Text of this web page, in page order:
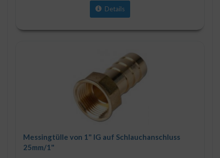
Details
Messingtülle von 1" IG auf Schlauchanschluss
25mm/1"